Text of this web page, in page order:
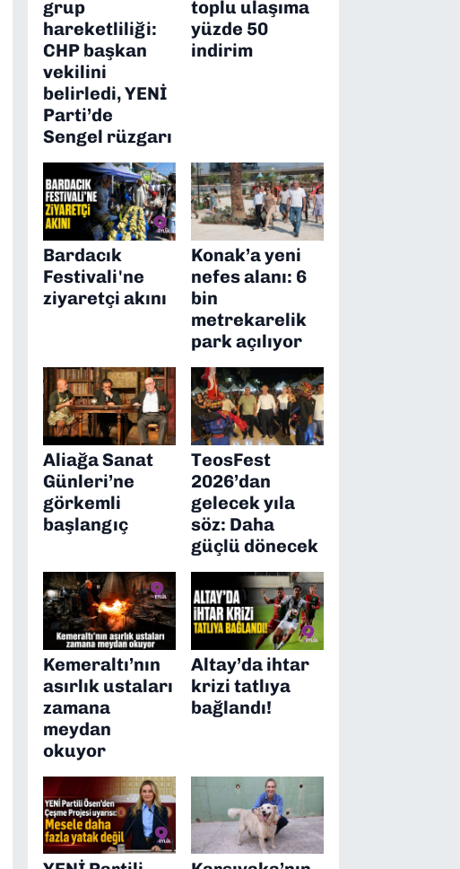
grup
hareketliliği:
CHP başkan
vekilini
belirledi, YENİ
Parti’de
Sengel rüzgarı
toplu ulaşıma
yüzde 50
indirim
Bardacık
Festivali'ne
ziyaretçi akını
Konak’a yeni
nefes alanı: 6
bin
metrekarelik
park açılıyor
Aliağa Sanat
Günleri’ne
görkemli
başlangıç
TeosFest
2026’dan
gelecek yıla
söz: Daha
güçlü dönecek
Kemeraltı’nın
asırlık ustaları
zamana
meydan
okuyor
Altay’da ihtar
krizi tatlıya
bağlandı!